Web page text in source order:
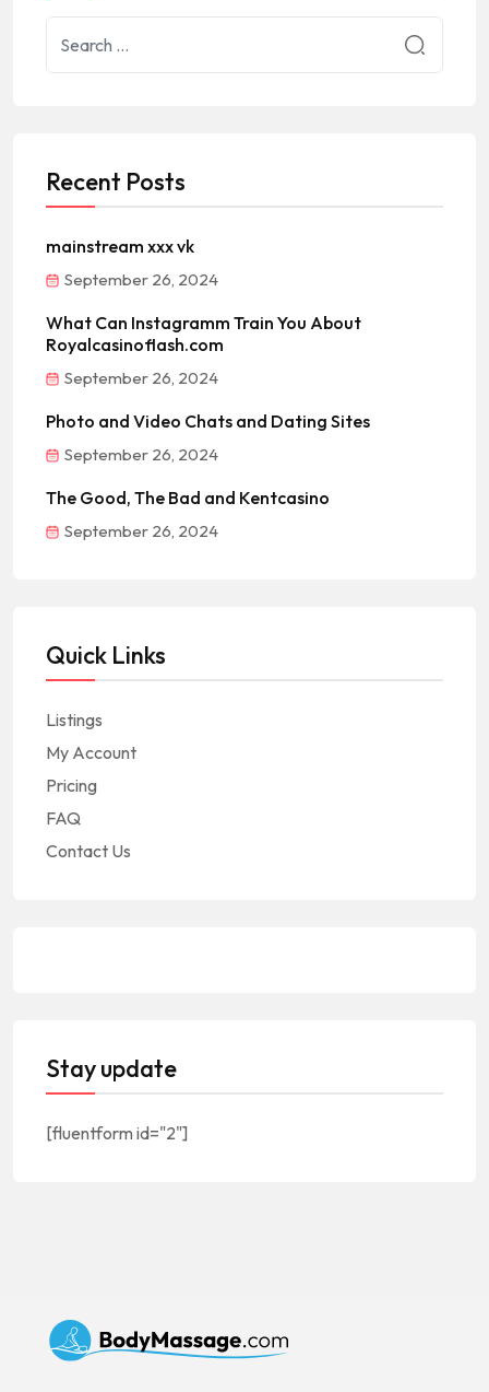
Recent Posts
mainstream xxx vk
September 26, 2024
What Can Instagramm Train You About
Royalcasinoflash.com
September 26, 2024
Photo and Video Chats and Dating Sites
September 26, 2024
The Good, The Bad and Kentcasino
September 26, 2024
Quick Links
Listings
My Account
Pricing
FAQ
Contact Us
Stay update
[fluentform id="2"]